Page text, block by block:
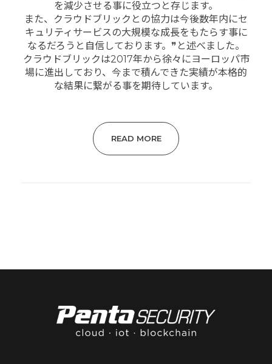
を減少させる事に役立つと存じます。
また、クラウドブリックとの協力は今後数年内にセ
キュリティサービスの大規模な成長をもたらす事に
なるだろうと自信しております。❞と述べました。
クラウドブリックは2017年から徐々にヨーロッパ市
場に進出しており、今まで積んできた実績が本格的
な結果に繋がる事を期待しています。
READ MORE